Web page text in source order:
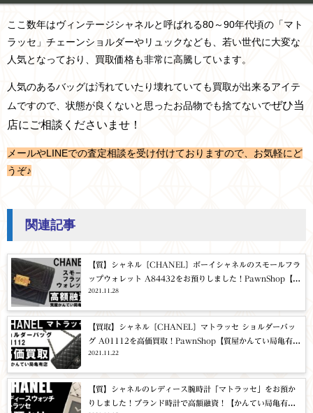
ここ数年はヴィンテージシャネルと呼ばれる80～90年代頃の「マト
ラッセ」チェーンショルダーやリュックなども、若い世代に大変な
人気となっており、買取価格も非常に高騰しています。
人気のあるバッグは汚れていたり壊れていても買取が出来るアイテ
ムですので、 状態が良くないと思ったお品物でも捨てないでぜひ当
店にご相談くださいませ！
メールやLINEでの査定相談を受け付けておりますので、お気軽にど
うぞ♪
関連記事
【質】シャネル〔CHANEL〕ボーイシャネルのスモールフラ
ップウォレット A84432をお預りしました！PawnShop【質
屋かんてい局亀有店】葛飾区・足立区・江戸川区・荒川区・
2021.11.28
【買取】シャネル〔CHANEL〕マトラッセ ショルダーバッ
グ A01112を高価買取！PawnShop【質屋かんてい局亀有
店】葛飾区・足立区・江戸川区・荒川区・墨田区・松戸市・
2021.11.22
【質】シャネルのレディース腕時計「マトラッセ」をお預か
りしました！ブランド時計で高額融資！【かんてい局亀有